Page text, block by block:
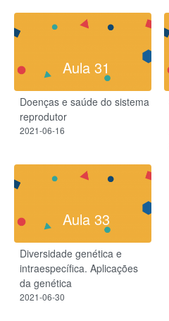
Aula 31
Doenças e saúde do sistema
reprodutor
2021-06-16
Aula 33
Diversidade genética e
intraespecífica. Aplicações
da genética
2021-06-30